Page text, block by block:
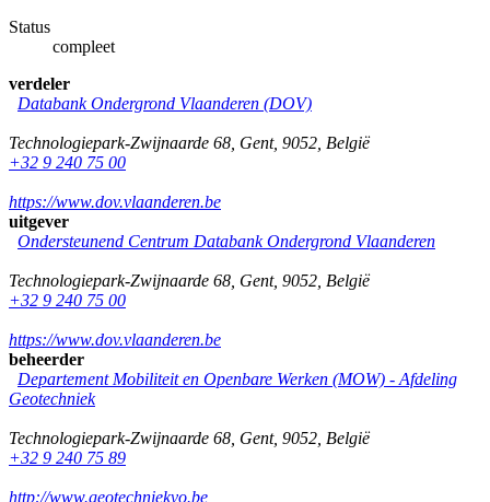
Status
compleet
verdeler
Databank Ondergrond Vlaanderen (DOV)
Technologiepark-Zwijnaarde 68 Gent, 9052 België
+32 9 240 75 00
https://www.dov.vlaanderen.be
uitgever
Ondersteunend Centrum Databank Ondergrond Vlaanderen
Technologiepark-Zwijnaarde 68 Gent, 9052 België
+32 9 240 75 00
https://www.dov.vlaanderen.be
beheerder
Departement Mobiliteit en Openbare Werken (MOW) - Afdeling
Geotechniek
Technologiepark-Zwijnaarde 68 Gent, 9052 België
+32 9 240 75 89
http://www.geotechniekvo.be